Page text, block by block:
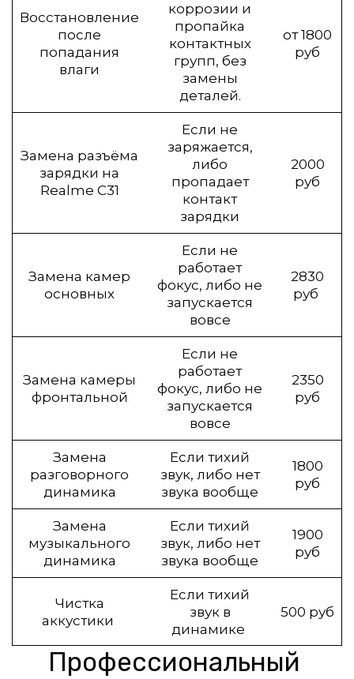
Восстановление
после
попадания
влаги
коррозии и
пропайка
контактных
групп, без
замены
деталей.
от 1800
руб
Замена разъёма
зарядки на
Realme C31
Если не
заряжается,
либо
пропадает
контакт
зарядки
2000
руб
Замена камер
основных
Если не
работает
фокус, либо не
запускается
вовсе
2830
руб
Замена камеры
фронтальной
Если не
работает
фокус, либо не
запускается
вовсе
2350
руб
Замена
разговорного
динамика
Если тихий
звук, либо нет
звука вообще
1800
руб
Замена
музыкального
динамика
Если тихий
звук, либо нет
звука вообще
1900
руб
Чистка
аккустики
Если тихий
звук в
динамике
500 руб
Профессиональный